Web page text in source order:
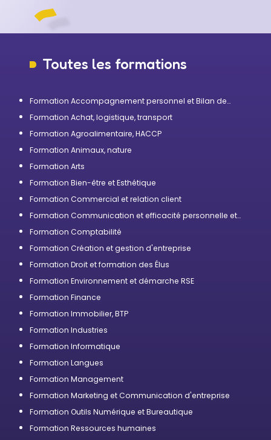
Toutes les formations
Formation Accompagnement personnel et Bilan de
Formation Achat, logistique, transport
Formation Agroalimentaire, HACCP
Formation Animaux, nature
Formation Arts
Formation Bien-être et Esthétique
Formation Commercial et relation client
Formation Communication et efficacité personnelle et
Formation Comptabilité
Formation Création et gestion d'entreprise
Formation Droit et formation des Élus
Formation Environnement et démarche RSE
Formation Finance
Formation Immobilier, BTP
Formation Industries
Formation Informatique
Formation Langues
Formation Management
Formation Marketing et Communication d'entreprise
Formation Outils Numérique et Bureautique
Formation Ressources humaines